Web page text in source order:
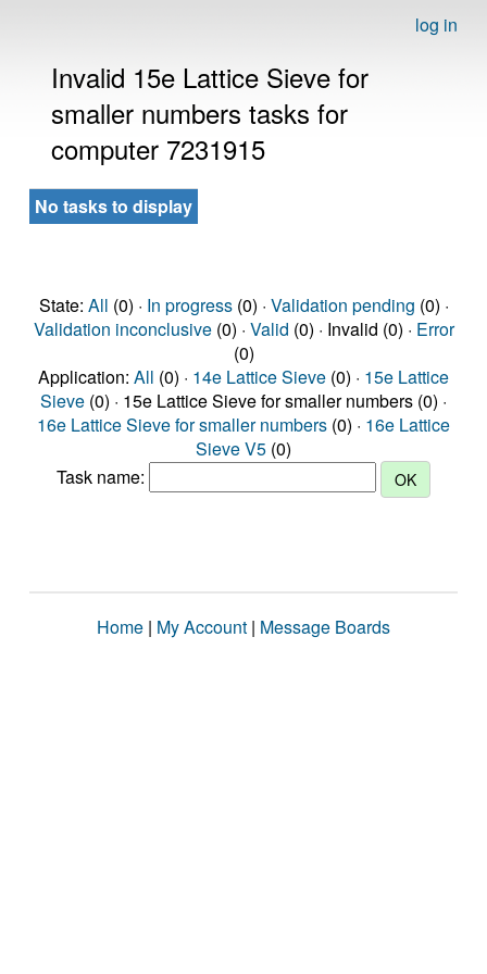
log in
Invalid 15e Lattice Sieve for
smaller numbers tasks for
computer 7231915
No tasks to display
State: All (0) · In progress(0) · Validation pending (0) ·
Validation inconclusive(0) · Valid (0) · Invalid (0) · Error
(0)
Application: All (0) · 14e Lattice Sieve (0) · 15e Lattice
Sieve (0) · 15e Lattice Sieve for smaller numbers (0) ·
16e Lattice Sieve for smaller numbers (0) · 16e Lattice
Sieve V5 (0)
Task name:
Home | My Account | Message Boards